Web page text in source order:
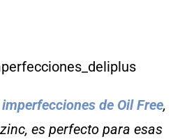
de Oil Free,
es perfecto para esas